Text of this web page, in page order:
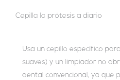
Cepilla la prótesis a diario
Usa un cepillo específico
suaves) y un limpiador no
dental convencional, ya que